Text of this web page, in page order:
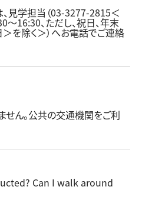
見学担当（03-3277-2815＜
16:30、ただし、祝日、年末
を除く＞）へお電話でご連絡
せん。公共の交通機関をご利
Can I walk around